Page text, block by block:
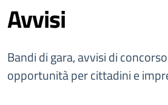
Avvisi
Bandi di gara, avvisi di
opportunità per cittadini e